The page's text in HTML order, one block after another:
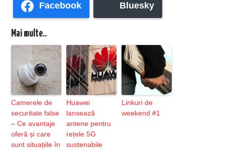
Facebook Bluesky
Mai multe..
Camerele de
securitate false
– Ce avantaje
oferă și care
sunt situațiile în
Huawei
lansează
antene pentru
rețele 5G
sustenabile
Linkuri de
weekend #1